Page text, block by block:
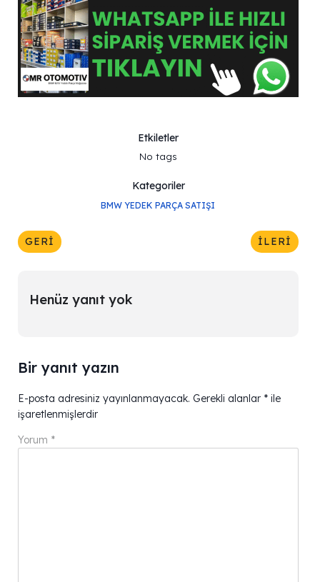
Etkiletler
No tags
Kategoriler
BMW YEDEK PARÇA SATIŞI
GERI İLERI
Henüz yanıt yok
Bir yanıt yazın
E-posta adresiniz yayınlanmayacak. Gerekli alanlar * ile
işaretlenmişlerdir
Yorum *